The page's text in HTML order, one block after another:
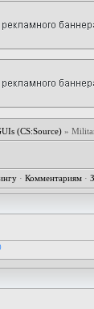
(CS:Source) »
· Комментариям·